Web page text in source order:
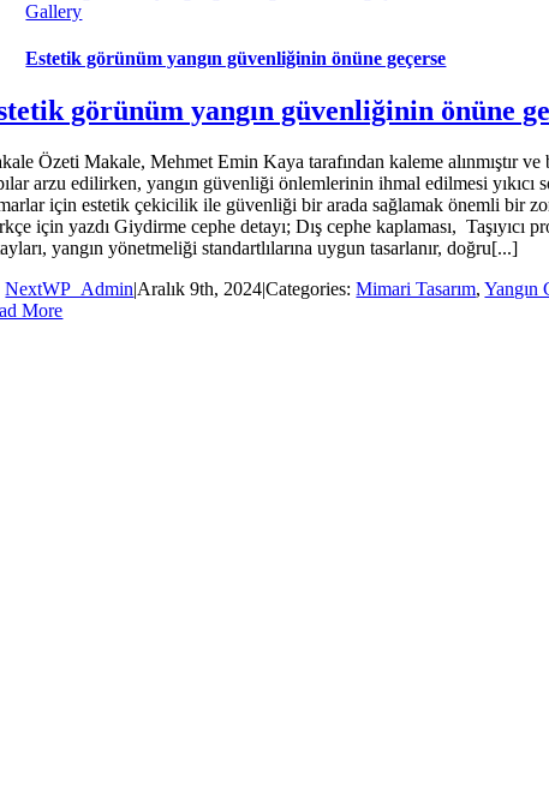
Gallery
Estetik görünüm yangın güvenliğinin önüne geçerse
görünüm yangın güvenliğinin önüne
Özeti Makale, Mehmet Emin Kaya tarafından kaleme alınmıştır
arzu edilirken, yangın güvenliği önlemlerinin ihmal edilmesi
için estetik çekicilik ile güvenliği bir arada sağlamak önemli bir
için yazdı Giydirme cephe detayı; Dış cephe kaplaması,
yangın yönetmeliği standartlılarına uygun tasarlanır, doğru[...]
NextWP_Admin|Aralık 9th, 2024|Categories:Mimari Tasarım,Yangın
More